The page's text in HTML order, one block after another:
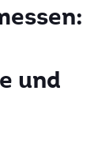
und